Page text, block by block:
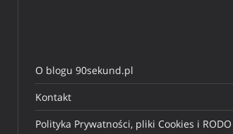
O blogu 90sekund.pl
Kontakt
Polityka Prywatności, pliki Cookies i RODO